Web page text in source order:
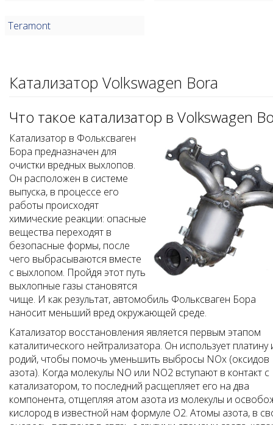
Teramont
Катализатор Volkswagen Bora
Что такое катализатор в Volkswagen
Катализатор в Фольксваген
Бора предназначен для
очистки вредных выхлопов.
Он расположен в системе
выпуска, в процессе его
работы происходят
химические реакции: опасные
вещества переходят в
безопасные формы, после
чего выбрасываются вместе
с выхлопом. Пройдя этот путь
выхлопные газы становятся
чище. И как результат, автомобиль Фольксваген Бора
наносит меньший вред окружающей среде.
Катализатор восстановления является первым этапом
каталитического нейтрализатора. Он использует платину
родий, чтобы помочь уменьшить выбросы NOx (оксидов
азота). Когда молекулы NO или NO2 вступают в контакт с
катализатором, то последний расщепляет его на два
компонента, отщепляя атом азота из молекулы и
кислород в известной нам формуле O2. Атомы азота, в